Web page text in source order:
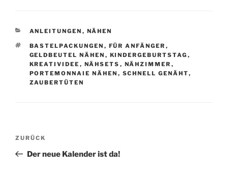
KATEGORIEN
ANLEITUNGEN , NÄHEN
SCHLAGWÖRTER
BASTELPACKUNGEN , FÜR ANFÄNGER ,
GELDBEUTEL NÄHEN , KINDERGEBURTSTAG ,
KREATIVIDEE , NÄHSETS , NÄHZIMMER ,
PORTEMONNAIE NÄHEN , SCHNELL GENÄHT,
ZAUBERTÜTEN
Beitragsnavigation
Vorheriger
Beitrag
ZURÜCK
Der neue Kalender ist da!